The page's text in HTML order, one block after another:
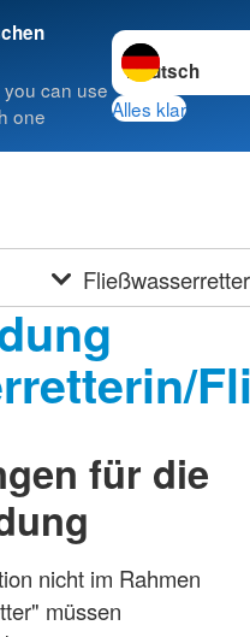
can use
one
Sprache
Alles klar
Fließwasserretter
für die
nicht im Rahmen
müssen